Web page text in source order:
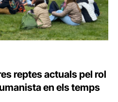
reptes actuals pel rol
en els temps